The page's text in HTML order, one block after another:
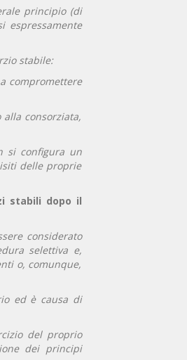
principio (di
espressamente
stabile:
compromettere
consorziata,
si configura un
delle proprie
stabili dopo il
considerato
selettiva e,
o, comunque,
ed è causa di
del proprio
dei principi